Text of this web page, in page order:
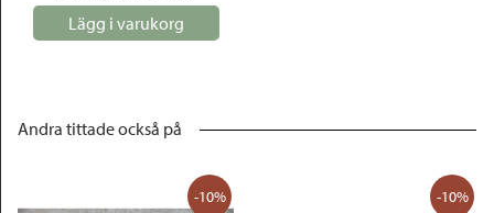
Lägg i varukorg
Andra tittade också på
-10% -10%